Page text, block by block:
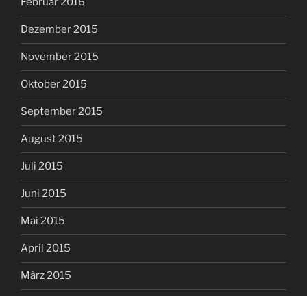
Dezember 2015
November 2015
Oktober 2015
September 2015
August 2015
Juli 2015
Juni 2015
Mai 2015
April 2015
März 2015